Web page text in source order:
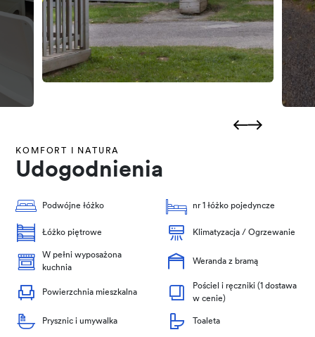
KOMFORT I NATURA
Udogodnienia
Podwójne łóżko nr 1 łóżko pojedyncze
Łóżko piętrowe Klimatyzacja / Ogrzewanie
W pełni wyposażona
kuchnia
Weranda z bramą
Powierzchnia mieszkalna
Pościel i ręczniki (1 dostawa
w cenie)
Prysznic i umywalka Toaleta